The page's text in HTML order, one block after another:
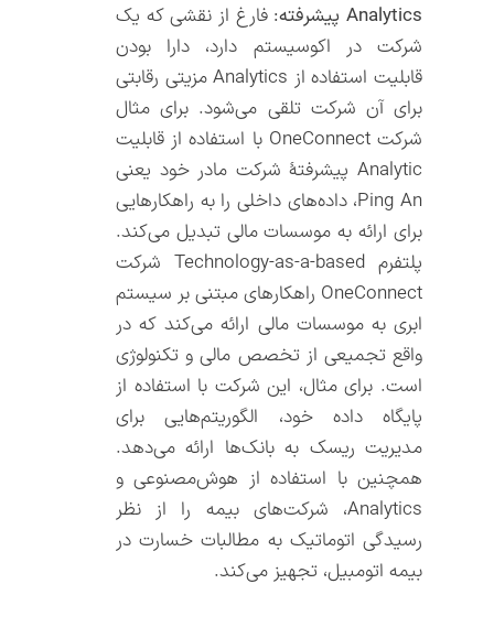
Analyticsپیشرفته: فارغ از نقشی که یک
شرکت در اکوسیستم دارد، دارا بودن
قابلیت استفاده از Analytics مزیتی رقابتی
برای آن شرکت تلقی می‌شود. برای مثال
شرکت OneConnect با استفاده از قابلیت
Analytic پیشرفتۀ شرکت مادر خود یعنی
Ping An، داده‌های داخلی را به راهکارهایی
برای ارائه به موسسات مالی تبدیل می‌کند.
پلتفرم Technology-as-a-based شرکت
OneConnect راهکارهای مبتنی بر سیستم
ابری به موسسات مالی ارائه می‌کند که در
واقع تجمیعی از تخصص مالی و تکنولوژی
است. برای مثال، این شرکت با استفاده از
پایگاه داده‌ خود، الگوریتم‌هایی برای
مدیریت ریسک به بانک‌ها ارائه می‌دهد.
همچنین با استفاده از هوش‌مصنوعی و
Analytics، شرکت‌های بیمه را از نظر
رسیدگی اتوماتیک به مطالبات خسارت در
بیمه اتومبیل، تجهیز می‌کند.